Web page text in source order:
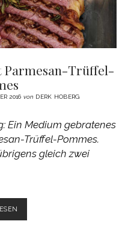
Parmesan-Trüffel-
2016 von DERK HOBERG
Ein Medium gebratenes
Trüffel-Pommes.
gleich zwei
STEAK